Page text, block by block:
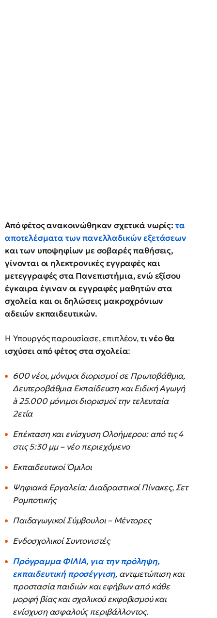
Από φέτος ανακοινώθηκαν σχετικά νωρίς: τα
αποτελέσματα των πανελλαδικών εξετάσεων
και των υποψηφίων με σοβαρές παθήσεις,
γίνονται οι ηλεκτρονικές εγγραφές και
μετεγγραφές στα Πανεπιστήμια, ενώ εξίσου
έγκαιρα έγιναν οι εγγραφές μαθητών στα
σχολεία και οι δηλώσεις μακροχρόνιων
αδειών εκπαιδευτικών.
Η Υπουργός παρουσίασε, επιπλέον,τι νέο θα
ισχύσει από φέτος στα σχολεία:
600 νέοι, μόνιμοι διορισμοί σε Πρωτοβάθμια,
Δευτεροβάθμια Εκπαίδευση και Ειδική Αγωγή
à 25.000 μόνιμοι διορισμοί την τελευταία
2ετία
Επέκταση και ενίσχυση Ολοήμερου: από τις 4
στις 5:30 μμ – νέο περιεχόμενο
Εκπαιδευτικοί Όμιλοι
Ψηφιακά Εργαλεία: Διαδραστικοί Πίνακες, Σετ
Ρομποτικής
Παιδαγωγικοί Σύμβουλοι – Μέντορες
Ενδοσχολικοί Συντονιστές
Πρόγραμμα ΦΙΛΙΑ, για την πρόληψη,
εκπαιδευτική προσέγγιση, αντιμετώπιση και
προστασία παιδιών και εφήβων από κάθε
μορφή βίας και σχολικού εκφοβισμού και
ενίσχυση ασφαλούς περιβάλλοντος.